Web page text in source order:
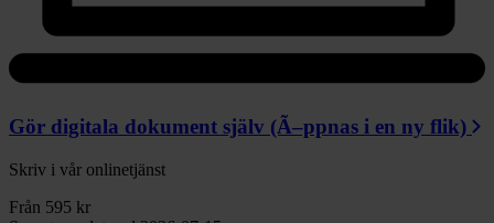
Gör digitala dokument själv (Ã–ppnas i en ny flik)
Skriv i vår onlinetjänst
Från 595 kr